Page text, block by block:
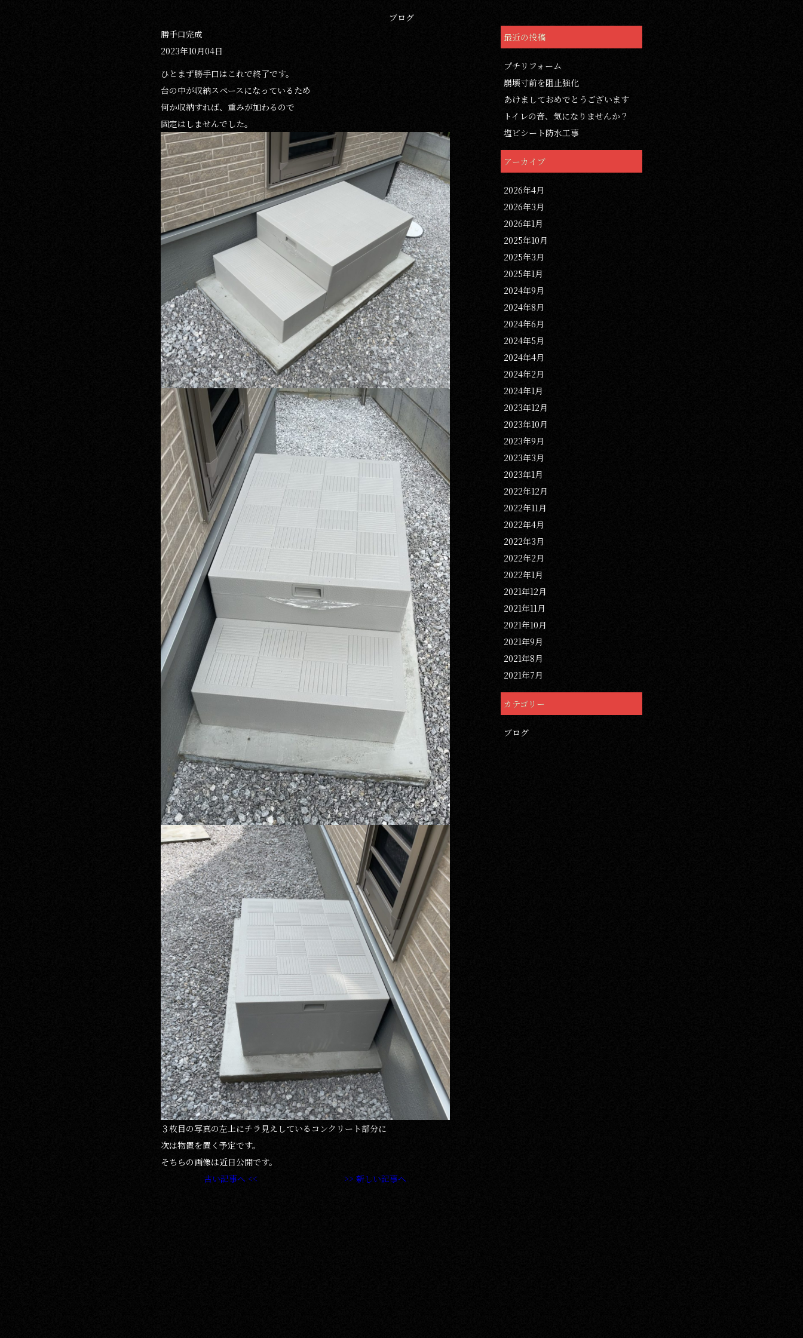
ブログ
勝手口完成
2023年10月04日
ひとまず勝手口はこれで終了です。
台の中が収納スペースになっているため
何か収納すれば、重みが加わるので
固定はしませんでした。
３枚目の写真の左上にチラ見えしているコンクリート部分に
次は物置を置く予定です。
そちらの画像は近日公開です。
古い記事へ <<
>> 新しい記事へ
最近の投稿
プチリフォーム
崩壊寸前を阻止強化
あけましておめでとうございます
トイレの音、気になりませんか？
塩ビシート防水工事
アーカイブ
2026年4月
2026年3月
2026年1月
2025年10月
2025年3月
2025年1月
2024年9月
2024年8月
2024年6月
2024年5月
2024年4月
2024年2月
2024年1月
2023年12月
2023年10月
2023年9月
2023年3月
2023年1月
2022年12月
2022年11月
2022年4月
2022年3月
2022年2月
2022年1月
2021年12月
2021年11月
2021年10月
2021年9月
2021年8月
2021年7月
カテゴリー
ブログ